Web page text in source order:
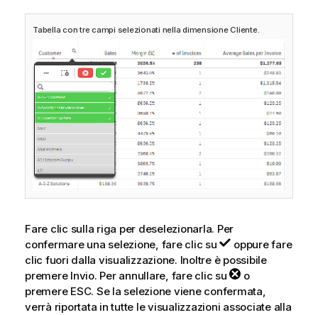
Tabella con tre campi selezionati nella dimensione Cliente.
Fare clic sulla riga per deselezionarla. Per
confermare una selezione, fare clic su
oppure fare
clic fuori dalla visualizzazione. Inoltre è possibile
premere Invio. Per annullare, fare clic su
o
premere ESC. Se la selezione viene confermata,
verrà riportata in tutte le visualizzazioni associate alla